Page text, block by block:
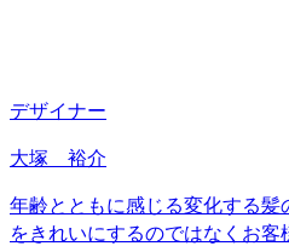
デザイナー
大塚 裕介
年齢とともに感じる変化する
をきれいにするのではなくお客